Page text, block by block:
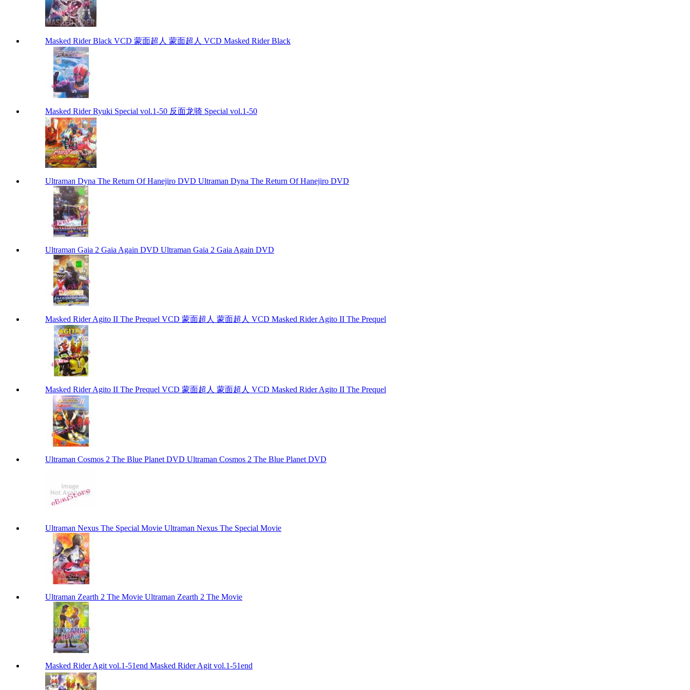
Masked Rider Black VCD 蒙面超人 蒙面超人 VCD Masked Rider Black
Masked Rider Ryuki Special vol.1-50 反面龙骑 Special vol.1-50
Ultraman Dyna The Return Of Hanejiro DVD Ultraman Dyna The Return Of Hanejiro DVD
Ultraman Gaia 2 Gaia Again DVD Ultraman Gaia 2 Gaia Again DVD
Masked Rider Agito II The Prequel VCD 蒙面超人 蒙面超人 VCD Masked Rider Agito II The Prequel
Masked Rider Agito II The Prequel VCD 蒙面超人 蒙面超人 VCD Masked Rider Agito II The Prequel
Ultraman Cosmos 2 The Blue Planet DVD Ultraman Cosmos 2 The Blue Planet DVD
Ultraman Nexus The Special Movie Ultraman Nexus The Special Movie
Ultraman Zearth 2 The Movie Ultraman Zearth 2 The Movie
Masked Rider Agit vol.1-51end Masked Rider Agit vol.1-51end